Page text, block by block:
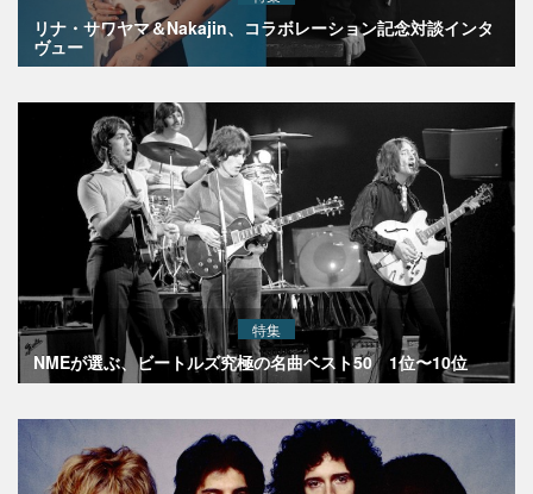
リナ・サワヤマ＆Nakajin、コラボレーション記念対談インタ
ヴュー
特集
NMEが選ぶ、ビートルズ究極の名曲ベスト50 1位〜10位